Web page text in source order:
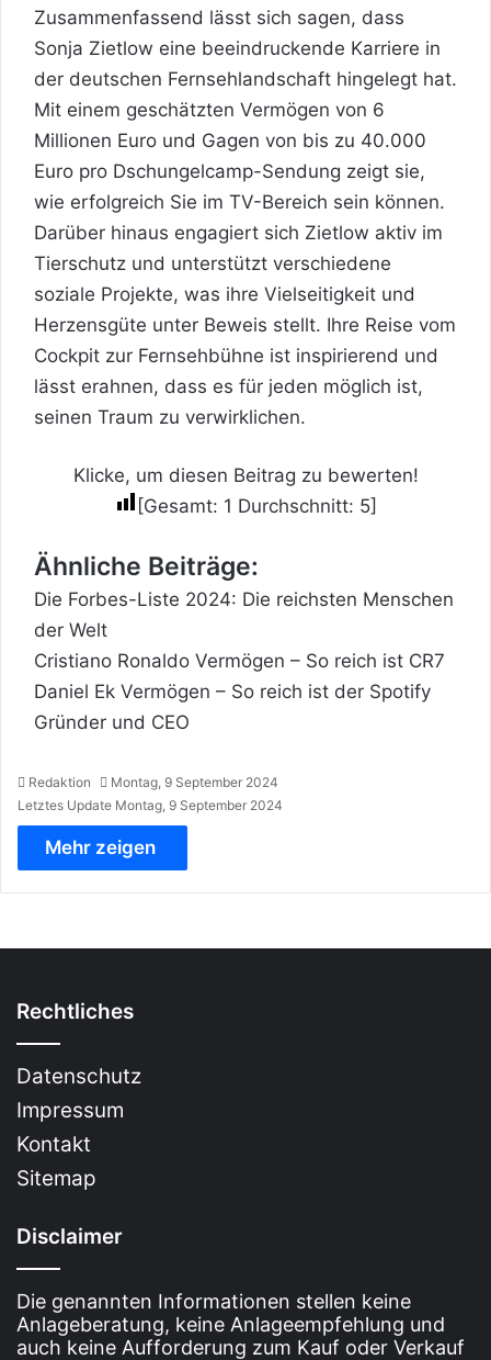
Zusammenfassend lässt sich sagen, dass
Sonja Zietlow eine beeindruckende Karriere in
der deutschen Fernsehlandschaft hingelegt hat.
Mit einem geschätzten Vermögen von 6
Millionen Euro und Gagen von bis zu 40.000
Euro pro Dschungelcamp-Sendung zeigt sie,
wie erfolgreich Sie im TV-Bereich sein können.
Darüber hinaus engagiert sich Zietlow aktiv im
Tierschutz und unterstützt verschiedene
soziale Projekte, was ihre Vielseitigkeit und
Herzensgüte unter Beweis stellt. Ihre Reise vom
Cockpit zur Fernsehbühne ist inspirierend und
lässt erahnen, dass es für jeden möglich ist,
seinen Traum zu verwirklichen.
Klicke, um diesen Beitrag zu bewerten!
[Gesamt: 1 Durchschnitt: 5]
Ähnliche Beiträge:
Die Forbes-Liste 2024: Die reichsten Menschen
der Welt
Cristiano Ronaldo Vermögen – So reich ist CR7
Daniel Ek Vermögen – So reich ist der Spotify
Gründer und CEO
Redaktion
Montag, 9 September 2024
Letztes Update Montag, 9 September 2024
Mehr zeigen
Rechtliches
Datenschutz
Impressum
Kontakt
Sitemap
Disclaimer
Die genannten Informationen stellen keine
Anlageberatung, keine Anlageempfehlung und
auch keine Aufforderung zum Kauf oder Verkauf